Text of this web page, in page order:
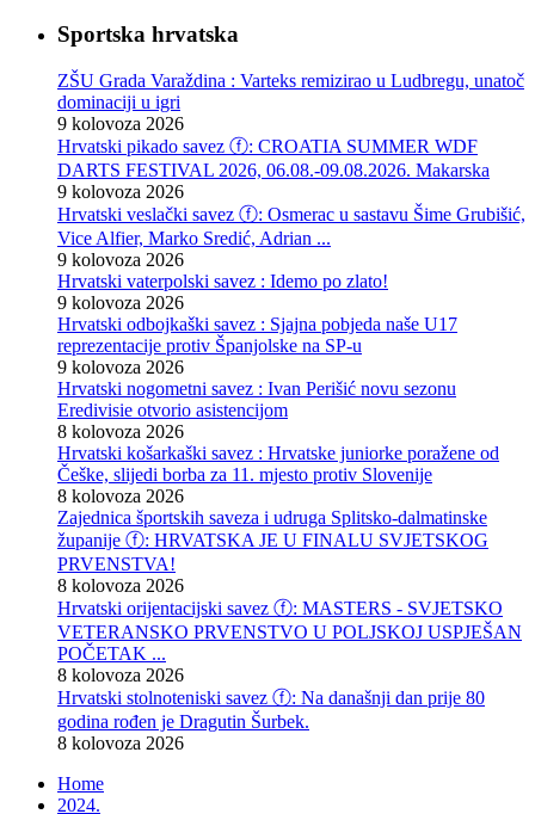
Sportska hrvatska
ZŠU Grada Varaždina : Varteks remizirao u Ludbregu, unatoč
dominaciji u igri
9 kolovoza 2026
Hrvatski pikado savez ⓕ: CROATIA SUMMER WDF
DARTS FESTIVAL 2026, 06.08.-09.08.2026. Makarska
9 kolovoza 2026
Hrvatski veslački savez ⓕ: Osmerac u sastavu Šime Grubišić,
Vice Alfier, Marko Sredić, Adrian ...
9 kolovoza 2026
Hrvatski vaterpolski savez : Idemo po zlato!
9 kolovoza 2026
Hrvatski odbojkaški savez : Sjajna pobjeda naše U17
reprezentacije protiv Španjolske na SP-u
9 kolovoza 2026
Hrvatski nogometni savez : Ivan Perišić novu sezonu
Eredivisie otvorio asistencijom
8 kolovoza 2026
Hrvatski košarkaški savez : Hrvatske juniorke poražene od
Češke, slijedi borba za 11. mjesto protiv Slovenije
8 kolovoza 2026
Zajednica športskih saveza i udruga Splitsko-dalmatinske
županije ⓕ: HRVATSKA JE U FINALU SVJETSKOG
PRVENSTVA!
8 kolovoza 2026
Hrvatski orijentacijski savez ⓕ: MASTERS - SVJETSKO
VETERANSKO PRVENSTVO U POLJSKOJ USPJEŠAN
POČETAK ...
8 kolovoza 2026
Hrvatski stolnoteniski savez ⓕ: Na današnji dan prije 80
godina rođen je Dragutin Šurbek.
8 kolovoza 2026
Home
2024.